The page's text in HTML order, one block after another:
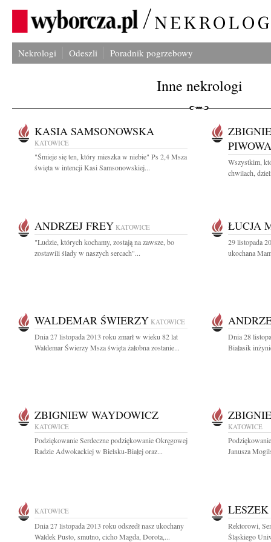
Nekrologi Odeszli Poradnik pogrzebowy
Inne nekrologi
KASIA SAMSONOWSKA
KATOWICE
"Śmieje się ten, który mieszka w niebie" Ps 2,4 Msza
święta w intencji Kasi Samsonowskiej...
Wszystkim,
chwilach,
ANDRZEJ FREY KATOWICE
"Ludzie, których kochamy, zostają na zawsze, bo
zostawili ślady w naszych sercach"...
ŁUCJA
29 listopada
ukochana
WALDEMAR ŚWIERZY KATOWICE
Dnia 27 listopada 2013 roku zmarł w wieku 82 lat
Waldemar Świerzy Msza święta żałobna zostanie...
Dnia 28
Białasik
ZBIGNIEW WAYDOWICZ
KATOWICE
Podziękowanie Serdeczne podziękowanie Okręgowej
Radzie Adwokackiej w Bielsku-Białej oraz...
KATOWICE
Janusza
KATOWICE
Dnia 27 listopada 2013 roku odszedł nasz ukochany
Waldek Pusto, smutno, cicho Magda, Dorota,...
Rektorowi,
Śląskiego